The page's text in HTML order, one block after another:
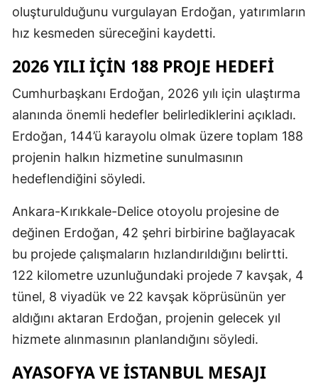
oluşturulduğunu vurgulayan Erdoğan, yatırımların
hız kesmeden süreceğini kaydetti.
2026 YILI IÇIN 188 PROJE HEDEFI
Cumhurbaşkanı Erdoğan, 2026 yılı için ulaştırma
alanında önemli hedefler belirlediklerini açıkladı.
Erdoğan, 144’ü karayolu olmak üzere toplam 188
projenin halkın hizmetine sunulmasının
hedeflendiğini söyledi.
Ankara-Kırıkkale-Delice otoyolu projesine de
değinen Erdoğan, 42 şehri birbirine bağlayacak
bu projede çalışmaların hızlandırıldığını belirtti.
122 kilometre uzunluğundaki projede 7 kavşak, 4
tünel, 8 viyadük ve 22 kavşak köprüsünün yer
aldığını aktaran Erdoğan, projenin gelecek yıl
hizmete alınmasının planlandığını söyledi.
AYASOFYA VE İSTANBUL MESAJI